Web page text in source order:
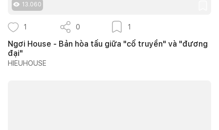
13.060
1 0 1
Ngơi House - Bản hòa tấu giữa "cổ truyền" và "đương
đại"
HIEUHOUSE